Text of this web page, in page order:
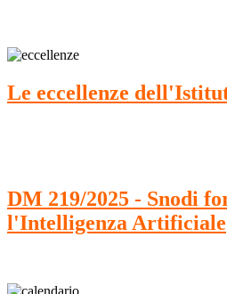
Le eccellenze
DM 219/2025 - Snodi
l'Intelligenza Artificiale